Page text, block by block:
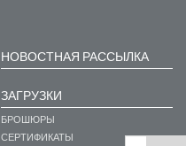
НОВОСТНАЯ РАССЫЛКА
ЗАГРУЗКИ
БРОШЮРЫ
СЕРТИФИКАТЫ